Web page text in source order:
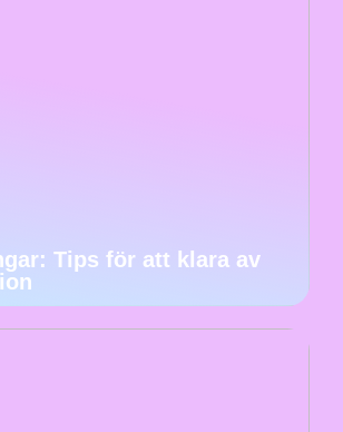
Tips för att klara av